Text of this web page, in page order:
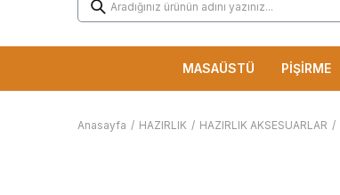
MASAÜSTÜ PİŞİRME
Anasayfa / HAZIRLIK / HAZIRLIK AKSESUARLAR /